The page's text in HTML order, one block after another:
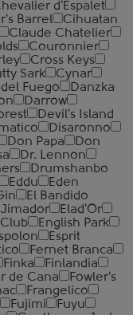
d'Espalet
Barrel
Cihuatan
Claude Chatelier
Couronnier
Cross Keys
Sark
Cynar
Fuego
Danzka
Darrow
Devil's Island
Disaronno
Don Papa
Don
Dr. Lennon
Drumshanbo
Eddu
Eden
El Bandido
Jimador
Elad'Or
English Park
Esprit
Fernet Branca
Finka
Finlandia
de Cana
Fowler's
Frangelico
Fujimi
Fuyu